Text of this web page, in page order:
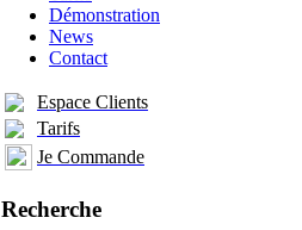
Démonstration
News
Contact
Espace Clients
Tarifs
Je Commande
Recherche